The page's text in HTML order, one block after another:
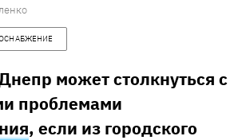
может столкнуться с
проблемами
, если из городского